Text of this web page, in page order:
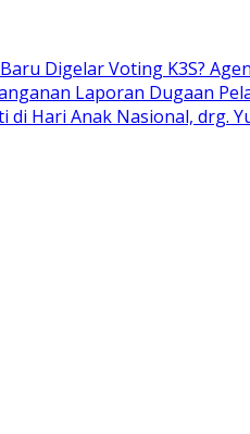
Digelar Voting K3S?
Laporan Dugaan
di Hari Anak Nasional, drg.